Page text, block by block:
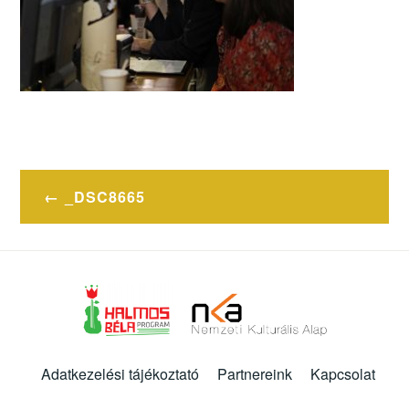
Bejegyzés
navigáció
_DSC8665
Adatkezelési tájékoztató Partnereink Kapcsolat